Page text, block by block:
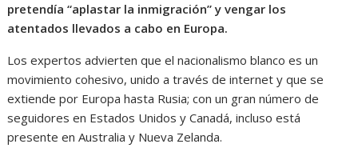
pretendía “aplastar la inmigración” y vengar los
atentados llevados a cabo en Europa.
Los expertos advierten que el nacionalismo blanco es un
movimiento cohesivo, unido a través de internet y que se
extiende por Europa hasta Rusia; con un gran número de
seguidores en Estados Unidos y Canadá, incluso está
presente en Australia y Nueva Zelanda.